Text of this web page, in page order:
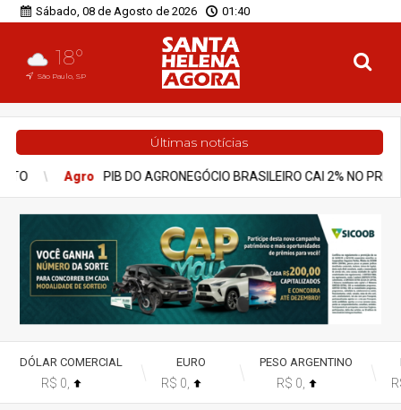
Sábado, 08 de Agosto de 2026 01:40
18°
São Paulo, SP
Últimas notícias
CAI 2% NO PRIMEIRO TRIMESTRE DE 2026 Notícias
DÓLAR COMERCIAL
R$ 0,
EURO
R$ 0,
PESO ARGENTINO
R$ 0,